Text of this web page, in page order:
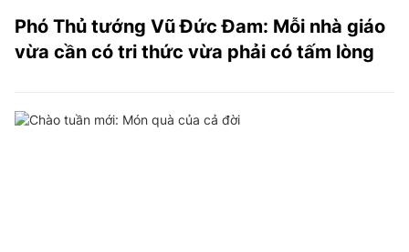
Phó Thủ tướng Vũ Đức Đam: Mỗi nhà giáo
vừa cần có tri thức vừa phải có tấm lòng